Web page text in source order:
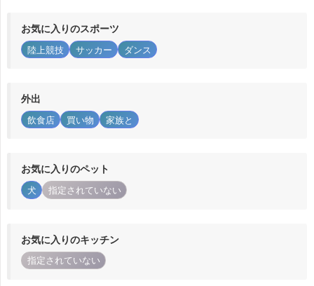
お気に入りのスポーツ
陸上競技 サッカー ダンス
外出
飲食店 買い物 家族と
お気に入りのペット
犬 指定されていない
お気に入りのキッチン
指定されていない